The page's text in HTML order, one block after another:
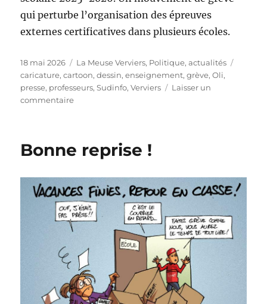
qui perturbe l’organisation des épreuves
externes certificatives dans plusieurs écoles.
Publié
le
18 mai 2026 Catégories
La Meuse Verviers, Politique, actualités
caricature,cartoon,dessin,enseignement,grève,Oli,
presse, professeurs,Sudinfo,Verviers
Laisser un
commentairesur
profs
Bonne reprise !